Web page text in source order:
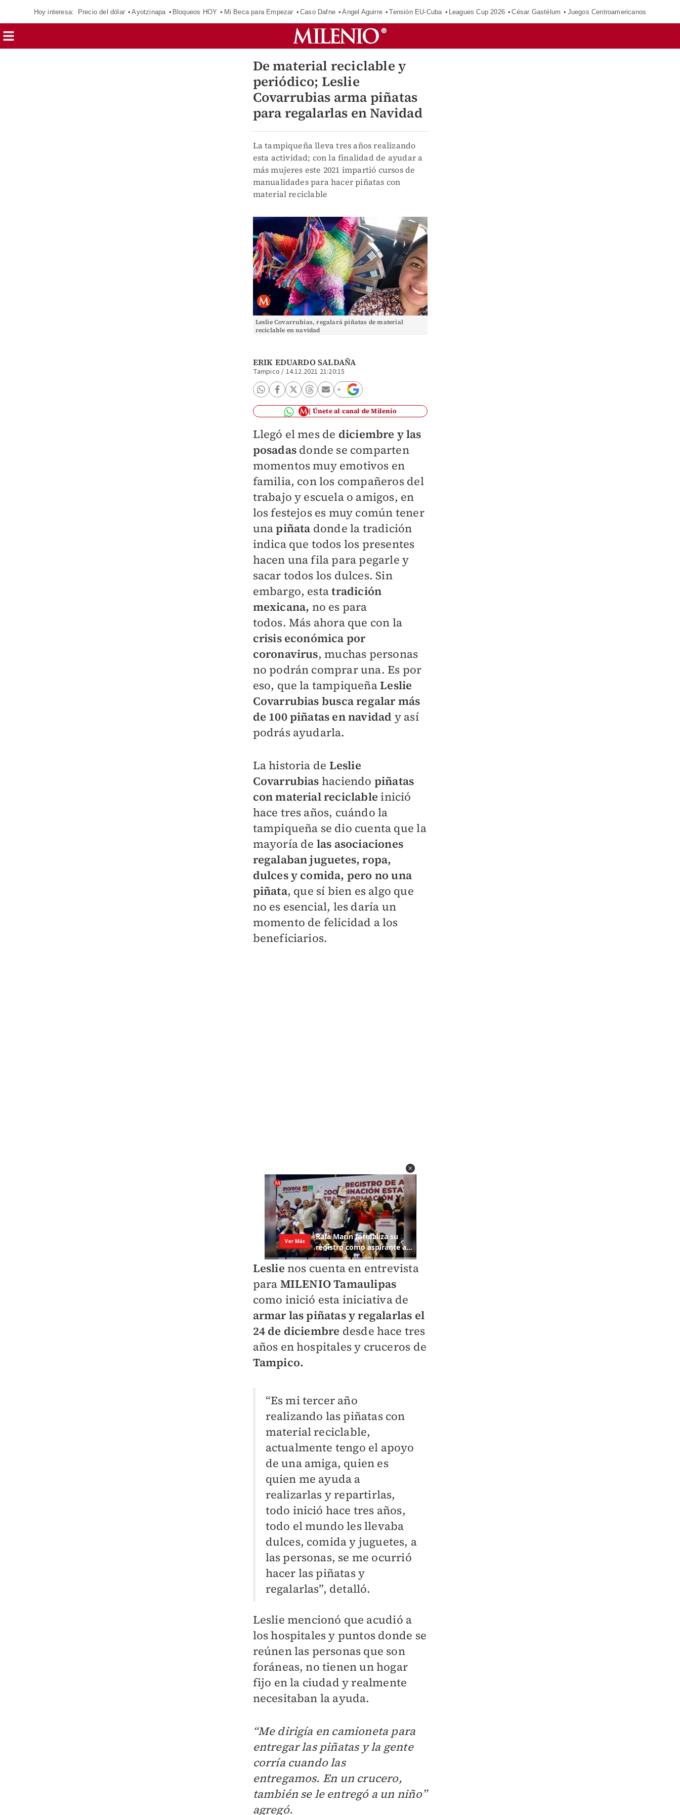
Hoy interesa: Precio del dólar Ayotzinapa Bloqueos HOY Mi Beca para Empezar Caso Dafne Ángel Aguirre Tensión EU-Cuba Leagues Cup 2026 César Gastélum Juegos Centroamericanos
De material reciclable y
periódico; Leslie
Covarrubias arma piñatas
para regalarlas en Navidad
La tampiqueña lleva tres años realizando
esta actividad; con la finalidad de ayudar a
más mujeres este 2021 impartió cursos de
manualidades para hacer piñatas con
material reciclable
Leslie Covarrubias, regalará piñatas de material
reciclable en navidad
ERIK EDUARDO SALDAÑA
Tampico / 14.12.2021 21:20:15
Únete al canal de Milenio
Llegó el mes de diciembre y las
posadasdonde se comparten
momentos muy emotivos en
familia, con los compañeros del
trabajo y escuela o amigos, en
los festejos es muy común tener
unapiñata donde la tradición
indica que todos los presentes
hacen una fila para pegarle y
sacar todos los dulces. Sin
embargo, estatradición
mexicana, no es para
todos. Más ahora que con la
crisis económica por
coronavirus, muchas personas
no podrán comprar una. Es por
eso, que la tampiqueñaLeslie
Covarrubias busca regalar más
de 100 piñatas en navidad y así
podrás ayudarla.
La historia de Leslie
Covarrubias haciendo piñatas
con material reciclable inició
hace tres años, cuándo la
tampiqueña se dio cuenta que la
mayoría de las asociaciones
regalaban juguetes, ropa,
dulces y comida, pero no una
piñata, que sí bien es algo que
no es esencial, les daría un
momento de felicidad a los
beneficiarios.
Leslie nos cuenta en entrevista
para MILENIO Tamaulipas
como inició esta iniciativa de
armar las piñatas y regalarlas el
24 de diciembre desde hace tres
años en hospitales y cruceros de
Tampico.
“Es mi tercer año
realizando las piñatas con
material reciclable,
actualmente tengo el apoyo
de una amiga, quien es
quien me ayuda a
realizarlas y repartirlas,
todo inició hace tres años,
todo el mundo les llevaba
dulces, comida y juguetes, a
las personas, se me ocurrió
hacer las piñatas y
regalarlas”, detalló.
Leslie mencionó que acudió a
los hospitales y puntos donde se
reúnen las personas que son
foráneas, no tienen un hogar
fijo en la ciudad y realmente
necesitaban la ayuda.
“Me dirigía en camioneta para
entregar las piñatas y la gente
corría cuando las
entregamos. En un crucero,
también se le entregó a un niño”
agregó.